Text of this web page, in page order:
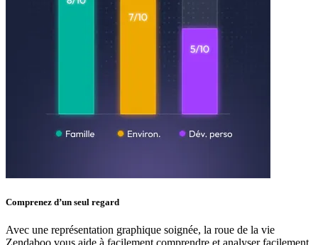
Comprenez d’un seul regard
Avec une représentation graphique soignée, la roue de la vie
Zendaboo vous aide à facilement comprendre et analyser facilement